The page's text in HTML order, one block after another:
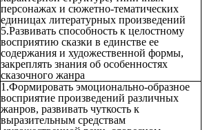
персонажах и сюжетно-тематических
единицах литературных произведений
5.Развивать способность к целостному
восприятию сказки в единстве ее
содержания и художественной формы,
закреплять знания об особенностях
сказочного жанра
1.Формировать эмоционально-образное
восприятие произведений различных
жанров, развивать чуткость к
выразительным средствам